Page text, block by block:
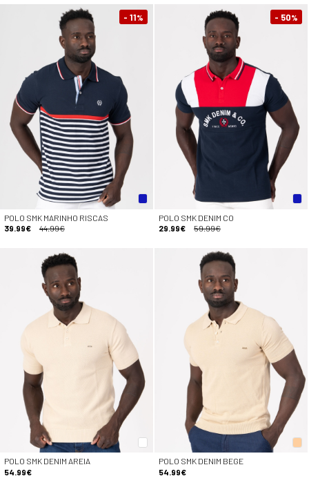
- 11%
POLO SMK MARINHO RISCAS
39.99€
44.99€
- 50%
POLO SMK DENIM CO
29.99€
59.99€
POLO SMK DENIM AREIA
54.99€
POLO SMK DENIM BEGE
54.99€